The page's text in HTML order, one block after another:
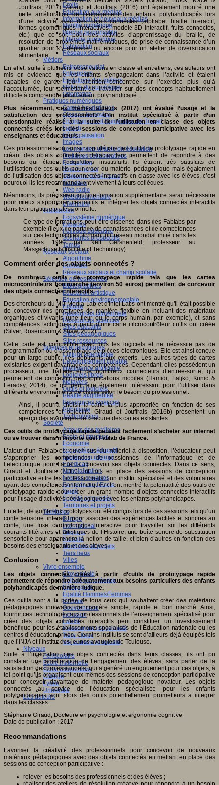
Droits
Education aux médias
Information et nouveaux médias
Identité numérique
Internet responsable
Littératie numérique
Publication
Réseaux sociaux
Métiers
Entrepreneuriat
Entreprises
Evolutions des métiers
Métiers du numérique
Orientation
Pratiques numériques
Cartes heuristiques
Classes inversées
Environnement Numérique de Travail
Fablab
Géolocalisation
Images
Les mondes virtuels en éducation
Pratiques collaboratives
Podcasting
Smartphones
Tableaux numériques
Tablettes
Web radio
Webdocumentaire
eTwinning
Prospective
Ecosystème numérique
Espaces
Politique éducative
Scénarios prospectifs
Temps
Réseaux sociaux
Algorithme
Données
Réseaux sociaux et champ scolaire
Sélection de ressources
Bibliographies
Education artistique
Education environnementale
Histoire
Ressources citoyenneté
Ressources sciences
Sites éducatifs
Sites pédagogiques
Sites ressources
Sciences et techniques
Culture scientifique
Développement durable
Intelligence artificielle
Logiciels libres
Métavers
Outils et logiciels
Réalité augmentée
Ressources sciences
Robotique
Technologies
Société
Acteurs des territoires
Ecole et structure
Economie
Ecosystème éducatif
Génération internet
Handicap
Mondialisation
Normes scolaires
Regards sur l’Ecole
Santé
Société connectée
Territoires et projets
Territoires
Europe
International
Régions
Ruralité
Territoires et projets
Tiers lieux
Villes
Vivre ensemble
Citoyenneté
Culture européenne
Démocratie
Egalité Hommes/Femmes
Ethique
Gouvernance
Inclusion
Laïcité
Ressources citoyenneté
Tiers - lieux
Vie scolaire et sociale
Niveaux
Périscolaire
Ecole maternelle
Ecole élémentaire
Collège
Lycée
Université
Les auteurs
Jouffrais, 2017). Giraud et Jouffrais (2016) ont également montré une
nette amélioration de l’engagement des enfants polyhandicapés lors
d’une activité avec des objets connectés (alphabet braille interactif,
formes géométriques interactives, modèle 3D interactif, fruits connectés,
etc.) que ce soit pour des activités d’apprentissage du braille, de
résolution de problèmes mathématiques, de prise de connaissance d’un
quartier pour s’y déplacer, ou encore pour un atelier de diversification
alimentaire.
En effet, suite à plusieurs observations en classe et entretiens, ces auteurs ont
mis en évidence que les enfants s’engageaient dans l’activité et étaient
capables de garder leur attention concentrée sur l’exercice plus qu’à
l’accoutumée, leur permettant de travailler sur des concepts habituellement
difficile à comprendre pour l’enfant polyhandicapé.
Plus récemment, ces mêmes auteurs (2017) ont évalué l’usage et la
satisfaction des professionnels d’un institut spécialisé à partir d’un
questionnaire réalisé à la suite de l’utilisation en classe des objets
connectés créés lors des sessions de conception participative avec les
enseignants et éducateurs.
Ces professionnels ont ainsi rapporté que les outils de prototypage rapide en
créant des objets connectés interactifs leur permettent de répondre à des
besoins qui étaient jusqu’alors insatisfaits. Ils étaient très satisfaits de
l’utilisation de ces outils pour créer du matériel pédagogique mais également
de l’utilisation des objets connectés interactifs en classe avec les élèves, c’est
pourquoi ils les recommandaient vivement à leurs collègues.
Néanmoins, ils précisaient qu’une formation supplémentaire serait nécessaire
pour mieux s’approprier ces outils et intégrer les objets connectés interactifs
dans leur pratique professionnelle.
Ce type de formations peut être dispensé dans des Fablabs par
exemple (lieux de partage de connaissances et de compétences
sur ces technologies, formant un réseau mondial initié dans les
années 1990 par Neil Gershenfeld, professeur au
Massachusetts Institute of Technology).
Comment créer des objets connectés ?
De nombreux outils de prototypage rapide tels que les cartes
microcontrôleurs bon marché (environ 50 euros) permettent de concevoir
des objets connectés interactifs.
Des chercheurs du MIT Media Lab et d’Intel Labs ont montré qu’il était possible
de concevoir des prototypes de manière flexible en incluant des matériaux
organiques et vivants (une fleur ou le corps humain, par exemple), et sans
compétences techniques à partir d’une carte microcontrôleur qu’ils ont créée
(Silver, Rosenbaum & Shaw, 2012).
Cette carte est compatible avec tous les logiciels et ne nécessite pas de
programmation ou d’assemblage de pièces électroniques. Elle est ainsi conçue
pour un large public, des débutants aux experts. Les autres types de cartes
existantes exigent davantage de compétences. Cependant, elles possèdent un
processeur, une batterie et de nombreux connecteurs d’entrée-sortie, qui
permettent de concevoir des applications mobiles (Hamidi, Baljko, Kunic &
Feraday, 2014), ce qui peut être également intéressant pour l’utiliser dans
différents environnements de classe selon le besoin du professionnel.
Ainsi, il pourra choisir la carte la plus appropriée en fonction de ses
compétences et objectifs. Giraud et Jouffrais (2016b) présentent un
aperçu des avantages de chacune des cartes existantes.
Ces outils de prototypage rapide peuvent facilement s’acheter sur internet
ou se trouver dans n’importe quel Fablab de France.
L’atout d’un Fablab est qu’en sus du matériel à disposition, l’éducateur peut
s’approprier les compétences de passionnés de l’informatique et de
l’électronique pour l’aider à concevoir ses objets connectés. Dans ce sens,
Giraud et Jouffrais (2017) ont mis en place des sessions de conception
participative entre les professionnels d’un institut spécialisé et des volontaires
ayant des compétences informatiques et ont montré la potentialité des outils de
prototypage rapide pour créer un grand nombre d’objets connectés interactifs
pour l’usage d’activités pédagogiques avec les enfants polyhandicapés.
En effet, de nombreux prototypes ont été conçus lors de ces sessions tels qu’un
conte sensoriel interactif pour associer des expériences tactiles et sonores au
conte, une frise chronologique interactive pour travailler sur les différents
courants littéraires et artistiques de l’Histoire, une boîte sonore de substitution
sensorielle pour apprendre la notion de taille, et bien d’autres en fonction des
besoins des enseignants et des élèves.
Conlusion
Les objets connectés créés à partir d’outils de prototypage rapide
permettent de répondre adéquatement aux besoins particuliers des enfants
polyhandicapés de manière ludique.
Ces outils sont à la portée de tous ceux qui souhaitent créer des matériaux
pédagogiques innovants de manière simple, rapide et bon marché. Ainsi,
fournir ces technologies aux professionnels de l’enseignement spécialisé pour
créer des objets connectés interactifs peut constituer un investissement
bénéfique pour les établissements spécialisés de l’Éducation nationale ou les
centres d’éducation privés. Certains instituts se sont d’ailleurs déjà équipés tels
que l’INJA et l’Institut des jeunes aveugles de Toulouse.
Suite à l’intégration des objets connectés dans leurs classes, ils ont pu
constater une amélioration de l’engagement des élèves, sans parler de la
satisfaction des professionnels, qui a généré un engouement pour ces objets, à
tel point qu’ils organisent eux-mêmes des sessions de conception participative
pour concevoir davantage de matériel pédagogique novateur. Les objets
connectés au service de l’éducation spécialisée pour les enfants
polyhandicapés sont alors des outils potentiellement prometteurs à intégrer
dans les classes.
Stéphanie Giraud, Docteure en psychologie et ergonomie cognitive
Date de publication : 2017
Recommandations
Favoriser la créativité des professionnels pour concevoir de nouveaux
matériaux pédagogiques avec des objets connectés en mettant en place des
sessions de conception participative :
relever les besoins des professionnels et des élèves ;
réaliser des ateliers de résolution créative pour répondre à un besoin